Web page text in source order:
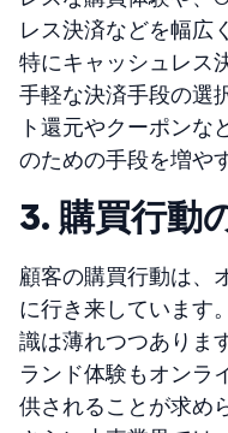
レス決済などを幅広
特にキャッシュレス
手軽な決済手段の選
ト還元やクーポンな
のための手段を増や
3. 購買行動
顧客の購買行動は、
に行き来しています
識は薄れつつありま
ランド体験もオンラ
供されることが求め